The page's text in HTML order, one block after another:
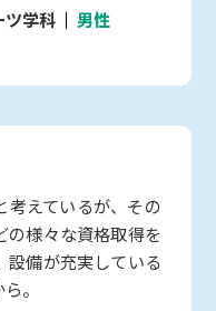
ツ学科
男性
考えているが、その
の様々な資格取得を
設備が充実している
。